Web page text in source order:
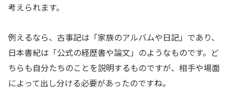
考えられます。
例えるなら、古事記は「家族のアルバムや日記」であり、
日本書紀は「公式の経歴書や論文」のようなものです。ど
ちらも自分たちのことを説明するものですが、相手や場面
によって出し分ける必要があったのですね。